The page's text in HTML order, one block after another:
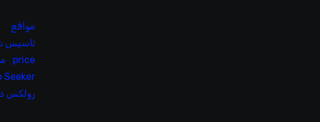
مواقع
تاسيس
price
Seeker
رولكس